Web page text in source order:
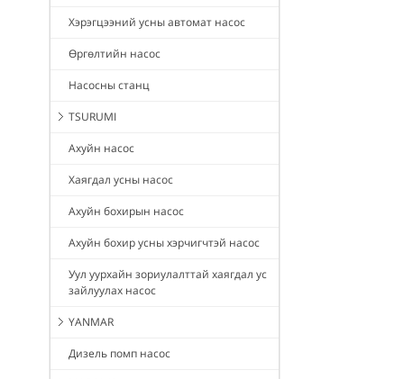
Хэрэгцээний усны автомат насос
Өргөлтийн насос
Насосны станц
TSURUMI
Ахуйн насос
Хаягдал усны насос
Ахуйн бохирын насос
Ахуйн бохир усны хэрчигчтэй насос
Уул уурхайн зориулалттай хаягдал ус
зайлуулах насос
YANMAR
Дизель помп насос